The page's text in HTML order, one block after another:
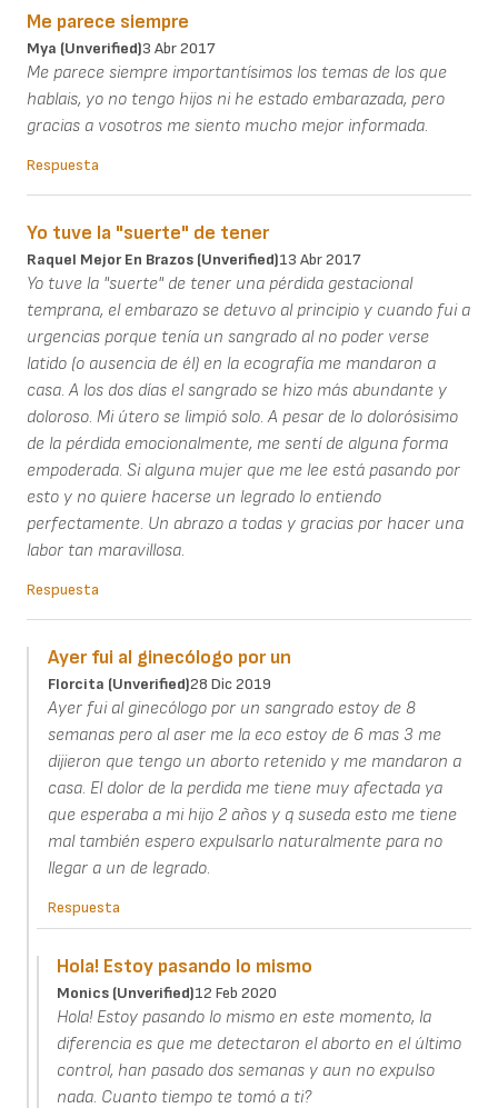
Me parece siempre
Mya (unverified)3 Abr 2017
Me parece siempre importantísimos los temas de los que
hablais, yo no tengo hijos ni he estado embarazada, pero
gracias a vosotros me siento mucho mejor informada.
Respuesta
Yo tuve la "suerte" de tener
Raquel Mejor En Brazos (unverified)13 Abr 2017
Yo tuve la "suerte" de tener una pérdida gestacional
temprana, el embarazo se detuvo al principio y cuando fui a
urgencias porque tenía un sangrado al no poder verse
latido (o ausencia de él) en la ecografía me mandaron a
casa. A los dos días el sangrado se hizo más abundante y
doloroso. Mi útero se limpió solo. A pesar de lo dolorósisimo
de la pérdida emocionalmente, me sentí de alguna forma
empoderada. Si alguna mujer que me lee está pasando por
esto y no quiere hacerse un legrado lo entiendo
perfectamente. Un abrazo a todas y gracias por hacer una
labor tan maravillosa.
Respuesta
Ayer fui al ginecólogo por un
Florcita (unverified)28 Dic 2019
Ayer fui al ginecólogo por un sangrado estoy de 8
semanas pero al aser me la eco estoy de 6 mas 3 me
dijieron que tengo un aborto retenido y me mandaron a
casa. El dolor de la perdida me tiene muy afectada ya
que esperaba a mi hijo 2 años y q suseda esto me tiene
mal también espero expulsarlo naturalmente para no
llegar a un de legrado.
Respuesta
Hola! Estoy pasando lo mismo
Monics (unverified)12 Feb 2020
Hola! Estoy pasando lo mismo en este momento, la
diferencia es que me detectaron el aborto en el último
control, han pasado dos semanas y aun no expulso
nada. Cuanto tiempo te tomó a ti?